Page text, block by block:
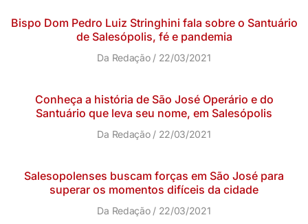
Bispo Dom Pedro Luiz Stringhini fala sobre o Santuário
de Salesópolis, fé e pandemia
Da Redação 22/03/2021
Conheça a história de São José Operário e do
Santuário que leva seu nome, em Salesópolis
Da Redação 22/03/2021
Salesopolenses buscam forças em São José para
superar os momentos difíceis da cidade
Da Redação 22/03/2021